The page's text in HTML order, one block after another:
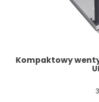
Kompaktowy